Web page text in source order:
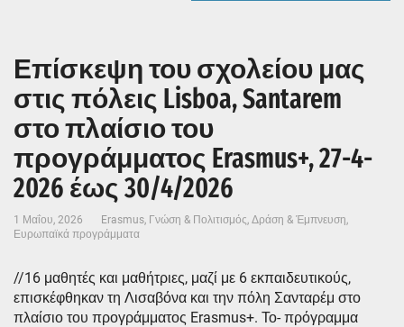
Επίσκεψη του σχολείου μας
στις πόλεις Lisboa, Santarem
στο πλαίσιο του
προγράμματος Erasmus+, 27-4-
2026 έως 30/4/2026
1 Μαΐου, 2026 Erasmus Γνώση & Πολιτισμός Δράση & Έμπνευση
Ευρωπαϊκά προγράμματα
//16 μαθητές και μαθήτριες, μαζί με 6 εκπαιδευτικούς,
επισκέφθηκαν τη Λισαβόνα και την πόλη Σανταρέμ στο
πλαίσιο του προγράμματος Erasmus+. Το- πρόγραμμα